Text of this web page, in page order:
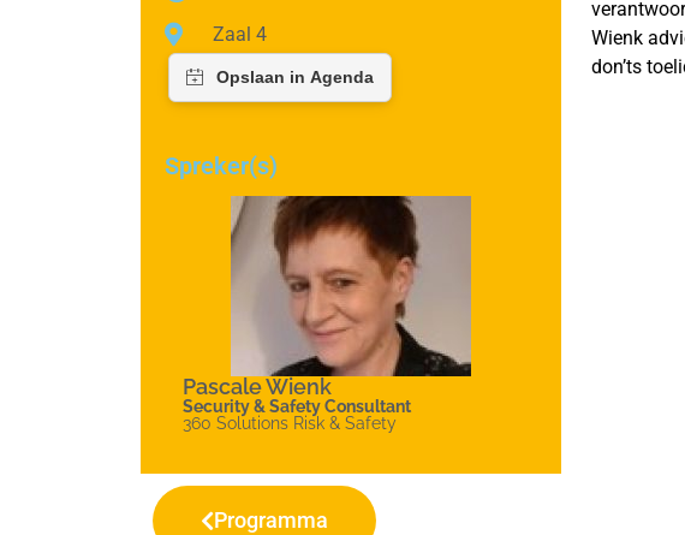
Zaal 4
Spreker(s)
Pascale Wienk
Security & Safety Consultant
360 Solutions Risk & Safety
Programma
Wienk
don’ts